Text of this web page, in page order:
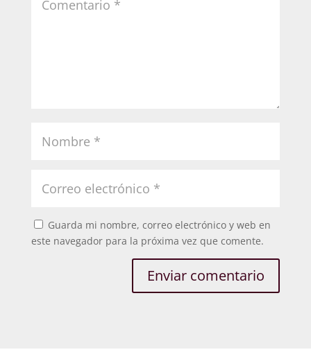
Guarda mi nombre, correo electrónico y web en
este navegador para la próxima vez que comente.
Enviar comentario